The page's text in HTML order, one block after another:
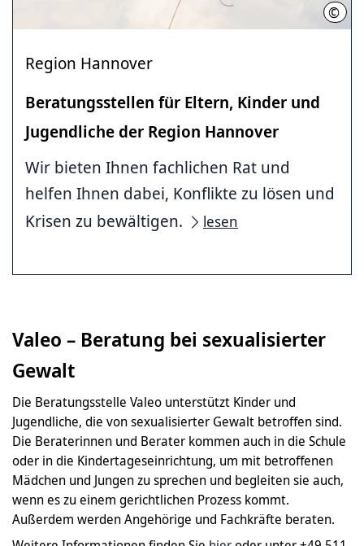
©
Region Hannover
Beratungsstellen für Eltern, Kinder und
Jugendliche der Region Hannover
Wir bieten Ihnen fachlichen Rat und
helfen Ihnen dabei, Konflikte zu lösen und
Krisen zu bewältigen.
lesen
Valeo – Beratung bei sexualisierter
Gewalt
Die Beratungsstelle Valeo unterstützt Kinder und
Jugendliche, die von sexualisierter Gewalt betroffen sind.
Die Beraterinnen und Berater kommen auch in die Schule
oder in die Kindertageseinrichtung, um mit betroffenen
Mädchen und Jungen zu sprechen und begleiten sie auch,
wenn es zu einem gerichtlichen Prozess kommt.
Außerdem werden Angehörige und Fachkräfte beraten.